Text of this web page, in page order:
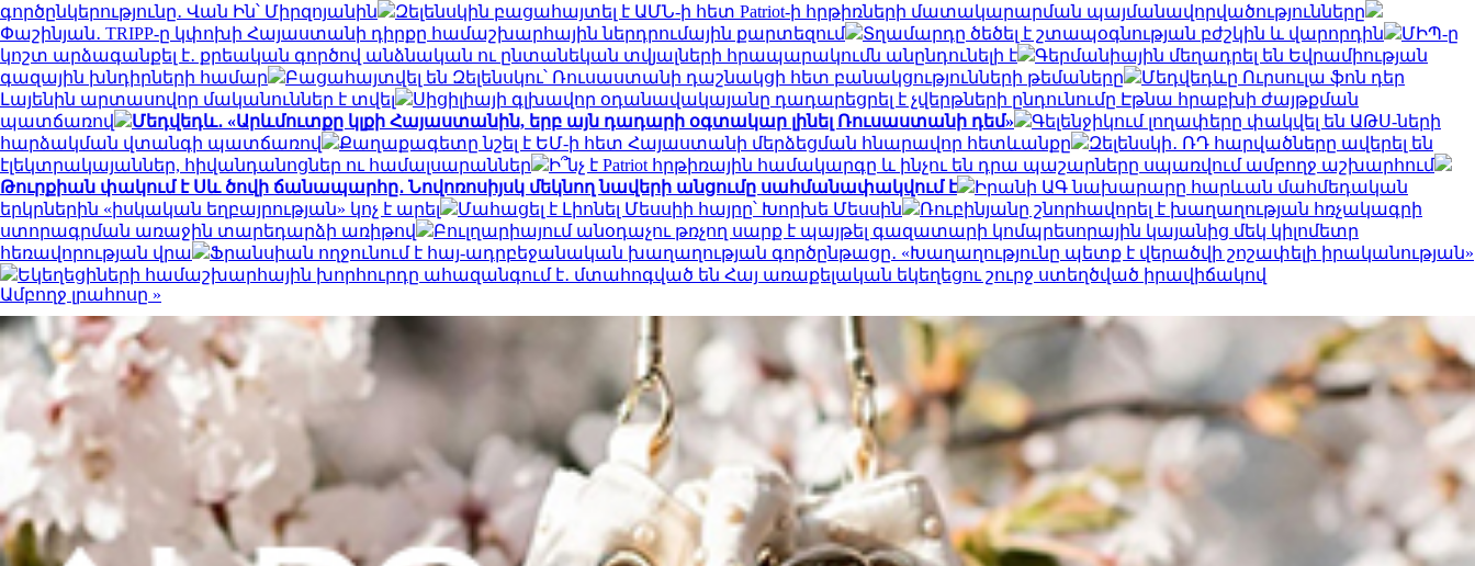
գործընկերությունը․ Վան Ին՝ Միրզոյանին
Զելենսկին բացահայտել է ԱՄՆ-ի հետ Patriot-ի հրթիռների մատակարարման պայմանավորվածությունները
Փաշինյան․ TRIPP-ը կփոխի Հայաստանի դիրքը համաշխարհային ներդրումային քարտեզում
Տղամարդը ծեծել է շտապօգնության բժշկին և վարորդին
ՄԻՊ-ը
կոշտ արձագանքել է․ քրեական գործով անձնական ու ընտանեկան տվյալների հրապարակումն անընդունելի է
Գերմանիային մեղադրել են Եվրամիության
գազային խնդիրների համար
Բացահայտվել են Զելենսկու՝ Ռուսաստանի դաշնակցի հետ բանակցությունների թեմաները
Մեդվեդևը Ուրսուլա ֆոն դեր
Լայենին արտասովոր մականուններ է տվել
Սիցիլիայի գլխավոր օդանավակայանը դադարեցրել է չվերթների ընդունումը Էթնա հրաբխի ժայթքման
պատճառով
Մեդվեդև․ «Արևմուտքը կլքի Հայաստանին, երբ այն դադարի օգտակար լինել Ռուսաստանի դեմ»
Գելենջիկում լողափերը փակվել են ԱԹՍ-ների
հարձակման վտանգի պատճառով
Քաղաքագետը նշել է ԵՄ-ի հետ Հայաստանի մերձեցման հնարավոր հետևանքը
Զելենսկի․ ՌԴ հարվածները ավերել են
էլեկտրակայաններ, հիվանդանոցներ ու համալսարաններ
Ի՞նչ է Patriot հրթիռային համակարգը և ինչու են դրա պաշարները սպառվում ամբողջ աշխարհում
Թուրքիան փակում է Սև ծովի ճանապարհը․ Նովոռոսիյսկ մեկնող նավերի անցումը սահմանափակվում է
Իրանի ԱԳ նախարարը հարևան մահմեդական
երկրներին «իսկական եղբայրության» կոչ է արել
Մահացել է Լիոնել Մեսսիի հայրը՝ Խորխե Մեսսին
Ռուբինյանը շնորհավորել է խաղաղության հռչակագրի
ստորագրման առաջին տարեդարձի առիթով
Բուլղարիայում անօդաչու թռչող սարք է պայթել գազատարի կոմպրեսորային կայանից մեկ կիլոմետր
հեռավորության վրա
Ֆրանսիան ողջունում է հայ-ադրբեջանական խաղաղության գործընթացը․ «Խաղաղությունը պետք է վերածվի շոշափելի իրականության»
Եկեղեցիների համաշխարհային խորհուրդը ահազանգում է․ մտահոգված են Հայ առաքելական եկեղեցու շուրջ ստեղծված իրավիճակով
Ամբողջ լրահոսը »